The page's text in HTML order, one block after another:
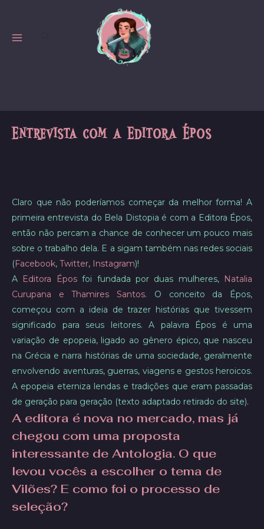
content
Entrevista com a Editora Épos
Claro que não poderíamos começar da melhor forma! A
primeira entrevista do Bela Distopia é com a Editora Épos,
então não percam a chance de conhecer um pouco mais
sobre o trabalho dela. E a sigam também nas redes sociais
(Facebook, Twitter, Instagram)!
A Editora Éposfoi fundada por duas mulheres, Natalia
Curupana e Thamires Santos. O conceito da Épos,
começou com a ideia de trazer histórias que tivessem
significado para seus leitores. A palavra Épos é uma
variação de epopeia, ligado ao gênero épico, que nasceu
na Grécia e narra histórias de uma sociedade, geralmente
envolvendo aventuras, guerras, viagens e gestos heroicos.
A epopeia eterniza lendas e tradições que eram passadas
de geração para geração (texto adaptado retirado do site).​
A editora é nova no mercado, mas já
chegou com uma proposta
interessante de Antologia. O que
levou vocês a escolher o tema de
Vilões? E como foi o processo de
seleção?